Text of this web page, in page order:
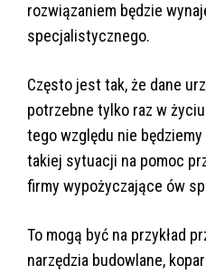
rozwiązaniem będzie
specjalistycznego.
Często jest tak, że dane
potrzebne tylko raz w
tego względu nie
takiej sytuacji na pomoc
firmy wypożyczające ów
To mogą być na przykład
narzędzia budowlane,